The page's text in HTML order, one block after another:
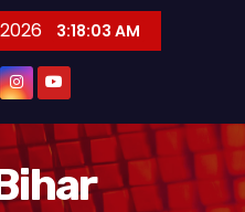
3:18:03 AM